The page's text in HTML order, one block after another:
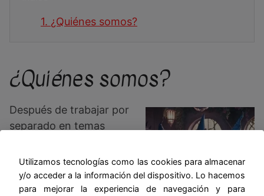
1. ¿Quiénes somos?
¿Quiénes somos?
Después de trabajar por
separado en temas
amigas brujas y yo
decidimos hacer un sitio
o blog sobre los amarres
Utilizamos tecnologías como las cookies para almacenar
y/o acceder a la información del dispositivo. Lo hacemos
para mejorar la experiencia de navegación y para